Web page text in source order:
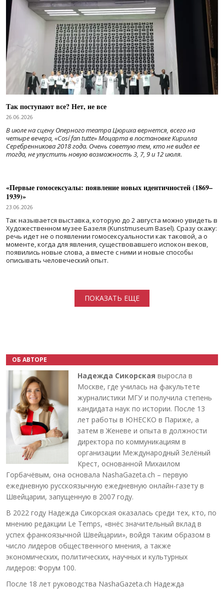
Так поступают все? Нет, не все
26.06.2026
В июле на сцену Оперного театра Цюриха вернется, всего на
четыре вечера, «Cosí fan tutte» Моцарта в постановке Кирилла
Серебренникова 2018 года. Очень советую тем, кто не видел ее
тогда, не упустить новую возможность 3, 7, 9 и 12 июля.
«Первые гомосексуалы: появление новых идентичностей (1869–
1939)»
23.06.2026
Так называется выставка, которую до 2 августа можно увидеть в
Художественном музее Базеля (Kunstmuseum Basel). Сразу скажу:
речь идет не о появлении гомосексуальности как таковой, а о
моменте, когда для явления, существовавшего испокон веков,
появились новые слова, а вместе с ними и новые способы
описывать человеческий опыт.
ПОКАЗАТЬ ЕЩЕ
ОБ АВТОРЕ
Надежда Сикорская выросла в
Москве, где училась на факультете
журналистики МГУ и получила степень
кандидата наук по истории. После 13
лет работы в ЮНЕСКО в Париже, а
затем в Женеве и опыта в должности
директора по коммуникациям в
организации Международный Зелёный
Крест, основанной Михаилом
Горбачёвым, она основала NashaGazeta.ch – первую
ежедневную русскоязычную ежедневную онлайн-газету в
Швейцарии, запущенную в 2007 году.
В 2022 году Надежда Сикорская оказалась среди тех, кто, по
мнению редакции Le Temps, «внёс значительный вклад в
успех франкоязычной Швейцарии», войдя таким образом в
число лидеров общественного мнения, а также
экономических, политических, научных и культурных
лидеров: Форум 100.
После 18 лет руководства NashaGazeta.ch Надежда